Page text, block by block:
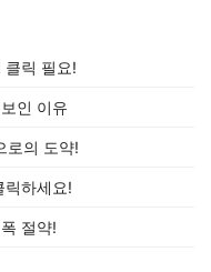
클릭 필요!
인 이유
로의 도약!
릭하세요!
절약!